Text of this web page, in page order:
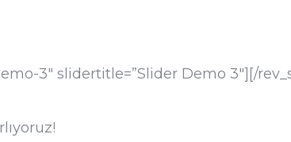
3″ slidertitle=”Slider Demo 3″][/